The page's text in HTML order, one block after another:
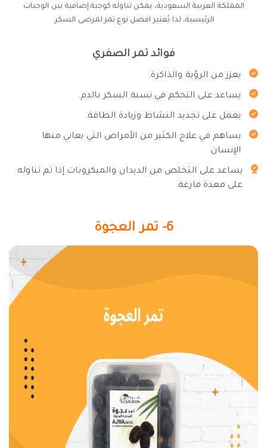
المملكة العربية السعودية، يمكن تناوله كوجبة إضافية بين الوجبات
الرئيسية، لذا يُعتبر افضل نوع تمر لمرضى السكر.
فوائد تمر الصفري
يعزز من الرؤية والذاكرة.
يساعد على التحكم في نسبة السكر بالدم.
يعمل على تجديد النشاط وزيادة الطاقة.
يساهم في علاج الكثير من الأمراض التي يعاني منها
الإنسان.
يساعد على التخلص من الديدان والميكروبات إذا تم تناوله
على معدة فارغة.
6- تمر العجوة